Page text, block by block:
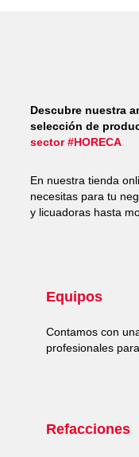
Descubre nuestra
selección de
sector #HORECA
En nuestra tienda
necesitas para tu
y licuadoras hasta
Equipos
Contamos con
profesionales
Refacciones